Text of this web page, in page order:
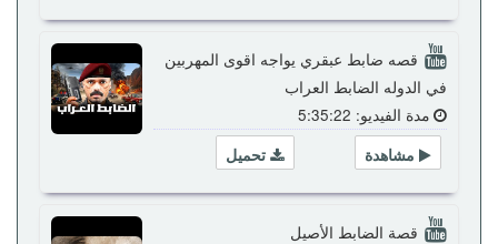
قصه ضابط عبقري يواجه اقوى المهربين
في الدوله الضابط العراب
مدة الفيديو: 5:35:22
تحميل
مشاهدة
قصة الضابط الأصيل